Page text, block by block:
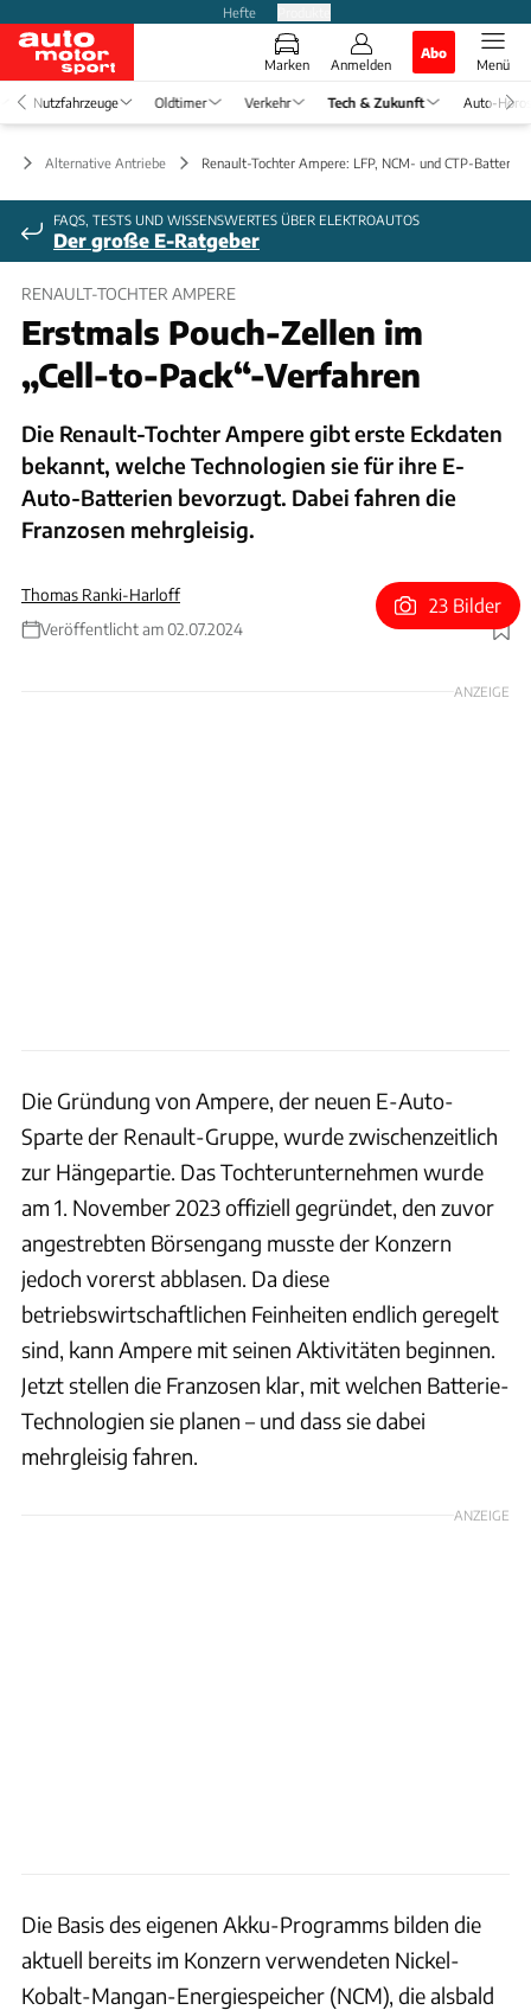
Hefte
Marken Anmelden
Abo
Menü
Nutzfahrzeuge Oldtimer Verkehr Tech & Zukunft Auto-
Alternative Antriebe Renault-Tochter Ampere: LFP, NCM- und CTP-Batterien
FAQS, TESTS UND WISSENSWERTES ÜBER ELEKTROAUTOS
Der große E-Ratgeber
RENAULT-TOCHTER AMPERE
Erstmals Pouch-Zellen im
„Cell-to-Pack“-Verfahren
Die Renault-Tochter Ampere gibt erste Eckdaten
bekannt, welche Technologien sie für ihre E-
Auto-Batterien bevorzugt. Dabei fahren die
Franzosen mehrgleisig.
Thomas Ranki-Harloff
Veröffentlicht am 02.07.2024
Foto: Renault Group
23 Bilder
ANZEIGE
Die Gründung von Ampere, der neuen E-Auto-
Sparte der Renault-Gruppe, wurde zwischenzeitlich
zur Hängepartie. Das Tochterunternehmen wurde
am 1. November 2023 offiziell gegründet, den zuvor
angestrebten Börsengang musste der Konzern
jedoch vorerst abblasen. Da diese
betriebswirtschaftlichen Feinheiten endlich geregelt
sind, kann Ampere mit seinen Aktivitäten beginnen.
Jetzt stellen die Franzosen klar, mit welchen Batterie-
Technologien sie planen – und dass sie dabei
mehrgleisig fahren.
ANZEIGE
Die Basis des eigenen Akku-Programms bilden die
aktuell bereits im Konzern verwendeten Nickel-
Kobalt-Mangan-Energiespeicher (NCM), die alsbald